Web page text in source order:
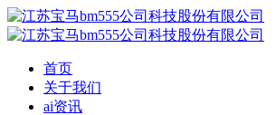
首页
关于我们
ai资讯